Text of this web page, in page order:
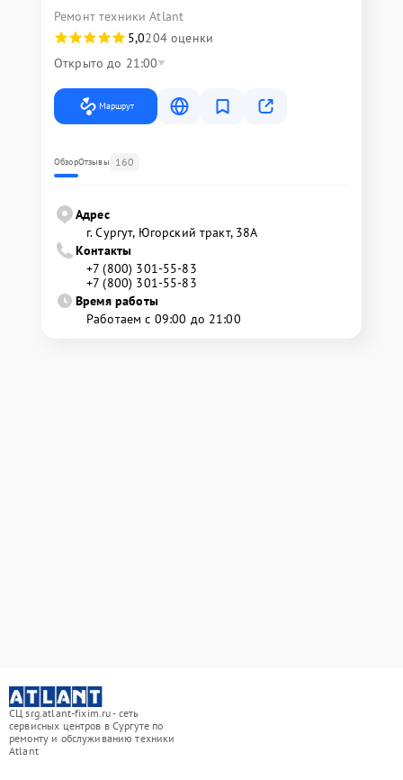
Ремонт техники Atlant
5,0204 оценки
Открыто до 21:00
Маршрут
ОбзорОтзывы 160
Адрес
г. Сургут, Югорский тракт, 38А
Контакты
+7 (800) 301-55-83
+7 (800) 301-55-83
Время работы
Работаем с 09:00 до 21:00
СЦ srg.atlant-fixim.ru - сеть
сервисных центров в Сургуте по
ремонту и обслуживанию техники
Atlant